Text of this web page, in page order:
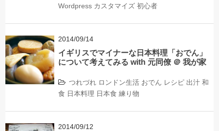
Wordpress カスタマイズ 初心者
2014/09/14
イギリスでマイナーな日本料理「おでん」
について考えてみる with 元同僚 ＠ 我が家
つれづれ ロンドン生活 おでん レシピ 出汁 和
食 日本料理 日本食 練り物
2014/09/12